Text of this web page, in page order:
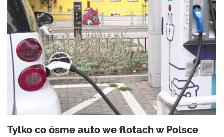
Tylko co ósme auto we flotach w Polsce